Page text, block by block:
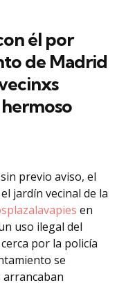
él por
de Madrid
previo aviso, el
jardín vecinal de la
en
uso ilegal del
por la policía
se